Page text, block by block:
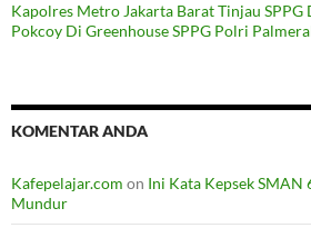
Kapolres Metro Jakarta Barat Tinjau SPPG
Pokcoy Di Greenhouse SPPG Polri
KOMENTAR ANDA
Kafepelajar.com on Ini Kata Kepsek
Mundur